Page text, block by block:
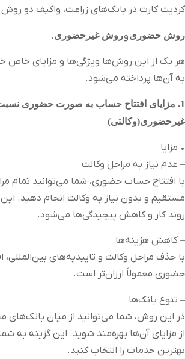
کردیت کارت در بانک‌های زراعت، واکیف دو روش
روش حضوریوروش غیرحضوری.
هر یک از این روش‌ها ویژگی‌ها و مزایای خاص
به آن‌ها پرداخته می‌شود.
1. مزایای افتتاح حساب به صورت حضوری
غیرحضوری(وکالتی)
• مزایا
– عدم نیاز به مراحل وکالت
با افتتاح حساب حضوری، شما می‌توانید تمام
مستقیم و بدون نیاز به وکالت انجام دهید.
روند کار و کاهش پیچیدگی‌ها می‌شود.
– کاهش هزینه‌ها
با حذف مراحل وکالت و تاییدیه‌های
حضوری معمولاً ارزان‌تر است.
– تنوع بانک‌ها
در این روش، شما می‌توانید از میان بانک‌های
از مزایای آن‌ها بهره‌مند شوید. این گزینه به
بهترین خدمات را انتخاب کنید.